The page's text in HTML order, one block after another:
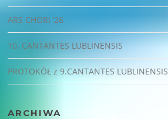
ARS CHORI ’26
10. CANTANTES LUBLINENSIS
PROTOKÓŁ z 9.CANTANTES LUBLINENSIS
ARCHIWA